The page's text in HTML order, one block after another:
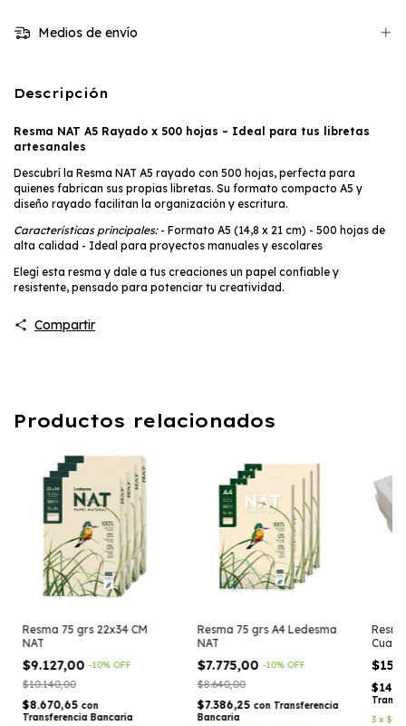
Medios de envío
Descripción
Resma NAT A5 Rayado x 500 hojas – Ideal para tus libretas
artesanales
Descubrí la Resma NAT A5 rayado con 500 hojas, perfecta para
quienes fabrican sus propias libretas. Su formato compacto A5 y
diseño rayado facilitan la organización y escritura.
Características principales:- Formato A5 (14,8 x 21 cm) - 500 hojas de
alta calidad - Ideal para proyectos manuales y escolares
Elegí esta resma y dale a tus creaciones un papel confiable y
resistente, pensado para potenciar tu creatividad.
Compartir
Productos relacionados
Resma 75 grs 22x34 CM
NAT
$9.127,00-10% OFF
$10.140,00
$8.670,65 con
Transferencia Bancaria
Resma 75 grs A4 Ledesma
NAT
$7.775,00-10% OFF
$8.640,00
$7.386,25 con Transferencia
Bancaria
3 x